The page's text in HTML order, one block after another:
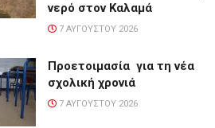
νερό στον Καλαμά
7 ΑΥΓΟΎΣΤΟΥ 2026
Προετοιμασία για τη νέα
σχολική χρονιά
7 ΑΥΓΟΎΣΤΟΥ 2026